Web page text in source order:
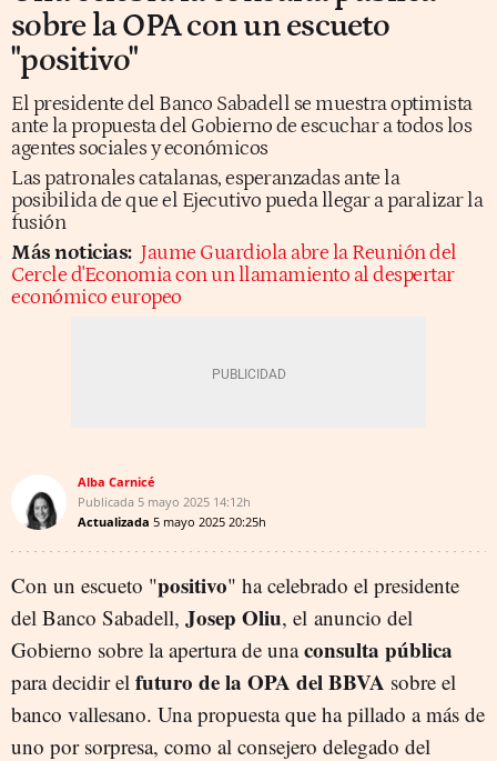
sobre la OPA con un escueto
"positivo"
El presidente del Banco Sabadell se muestra optimista
ante la propuesta del Gobierno de escuchar a todos los
agentes sociales y económicos
Las patronales catalanas, esperanzadas ante la
posibilida de que el Ejecutivo pueda llegar a paralizar la
fusión
Más noticias: Jaume Guardiola abre la Reunión del
Cercle d'Economia con un llamamiento al despertar
económico europeo
Alba Carnicé
Publicada 5 mayo 2025 14:12h
Actualizada 5 mayo 2025 20:25h
Con un escueto "positivo" ha celebrado el presidente
del Banco Sabadell, Josep Oliu, el anuncio del
Gobierno sobre la apertura de unaconsulta pública
para decidir el futuro de la OPA del BBVA sobre el
banco vallesano. Una propuesta que ha pillado a más de
uno por sorpresa, como al consejero delegado del